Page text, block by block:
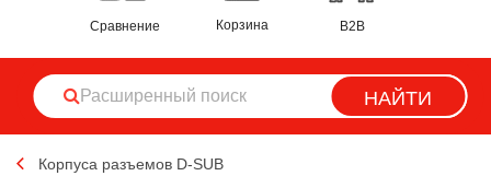
Сравнение Корзина B2B
НАЙТИ
Корпуса разъемов D-SUB